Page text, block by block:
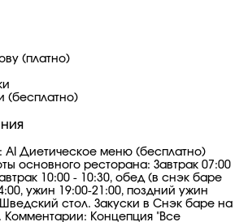
(платно)
(бесплатно)
AI Диетическое меню (бесплатно)
основного ресторана: Завтрак 07:00
10:00 - 10:30, обед (в снэк баре
ужин 19:00-21:00, поздний ужин
стол. Закуски в Снэк баре на
Комментарии: Концепция "Все